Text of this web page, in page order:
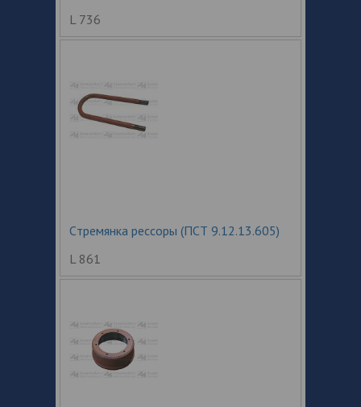
L 736
Cтремянка рессоры (ПСТ 9.12.13.605)
L 861